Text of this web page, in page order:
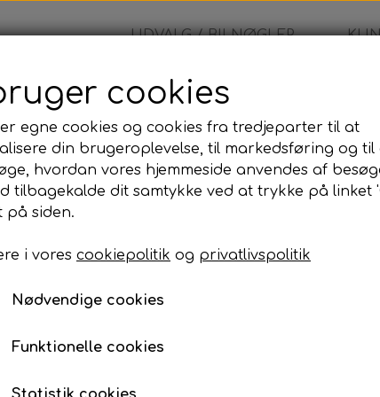
UDVALG / BILNØGLER
- Nøglehus
Citröen - Nøglehus
145,00 kr.
Robust og stilrent nøglehus
cookies
egne cookies og cookies fra tredjeparter til at
din brugeroplevelse, til markedsføring og til
hvordan vores hjemmeside anvendes af
tilbagekalde dit samtykke ved at trykke på linket
på siden.
i vores cookiepolitik og privatlivspolitik
Nødvendige cookies
Funktionelle cookies